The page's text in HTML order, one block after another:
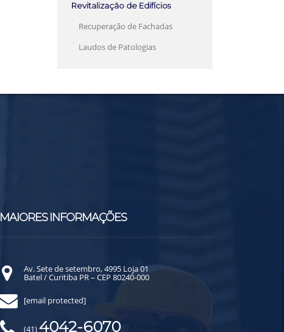
Revitalização de Edifícios
Recuperação de Fachadas
Laudos de Patologias
MAIORES INFORMAÇÕES
Av. Sete de setembro, 4995 Loja 01
Batel / Curitiba PR – CEP 80240-000
[email protected]
(41)4042-6070